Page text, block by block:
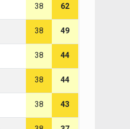
38 62
38 49
38 44
38 44
38 43